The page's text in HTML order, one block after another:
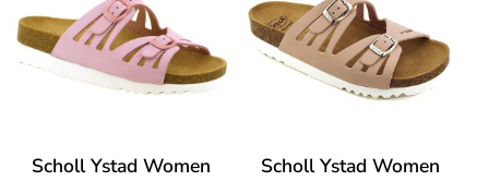
Scholl Ystad Women Scholl Ystad Women